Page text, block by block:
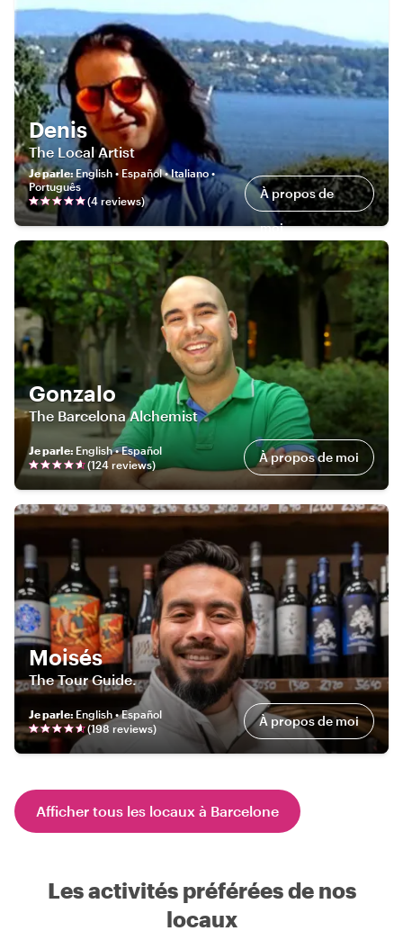
Denis
The Local Artist
Je parle:English • Español • Italiano •
Português
(4 reviews) À propos de
moi
Gonzalo
The Barcelona Alchemist
Je parle: English • Español
(124 reviews) À propos de moi
Moisés
The Tour Guide.
Je parle: English • Español
(198 reviews) À propos de moi
Afficher tous les locaux à Barcelone
Les activités préférées de nos
locaux